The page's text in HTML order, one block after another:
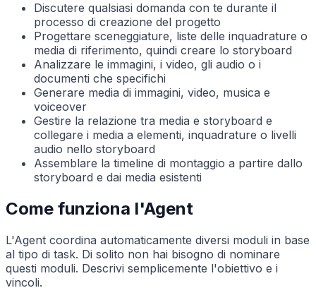
Discutere qualsiasi domanda con te durante il
processo di creazione del progetto
Progettare sceneggiature, liste delle inquadrature o
media di riferimento, quindi creare lo storyboard
Analizzare le immagini, i video, gli audio o i
documenti che specifichi
Generare media di immagini, video, musica e
voiceover
Gestire la relazione tra media e storyboard e
collegare i media a elementi, inquadrature o livelli
audio nello storyboard
Assemblare la timeline di montaggio a partire dallo
storyboard e dai media esistenti
Come funziona l'Agent
L'Agent coordina automaticamente diversi moduli in base
al tipo di task. Di solito non hai bisogno di nominare
questi moduli. Descrivi semplicemente l'obiettivo e i
vincoli.